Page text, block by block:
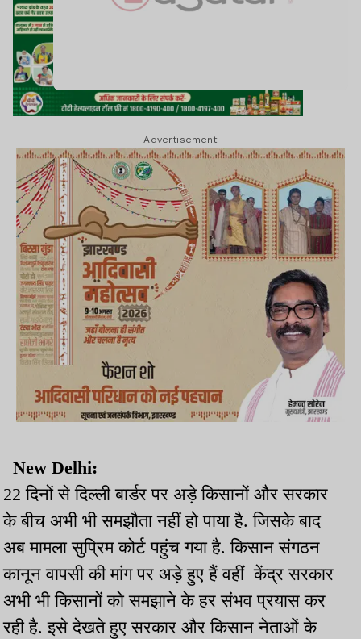
Advertisement
New Delhi:
22 दिनों से दिल्ली बार्डर पर अड़े किसानों और सरकार
के बीच अभी भी समझौता नहीं हो पाया है. जिसके बाद
अब मामला सुप्रिम कोर्ट पहुंच गया है. किसान संगठन
कानून वापसी की मांग पर अड़े हुए हैं वहीं केंद्र सरकार
अभी भी किसानों को समझाने के हर संभव प्रयास कर
रही है. इसे देखते हुए सरकार और किसान नेताओं के